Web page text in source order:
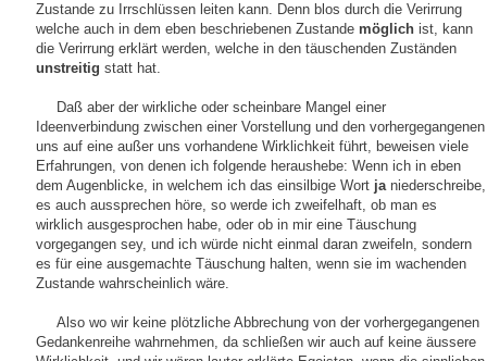
Zustande zu Irrschlüssen leiten kann. Denn blos durch die Verirrung
welche auch in dem eben beschriebenen Zustande möglich ist, kann
die Verirrung erklärt werden, welche in den täuschenden Zuständen
unstreitig statt hat.
Daß aber der wirkliche oder scheinbare Mangel einer
Ideenverbindung zwischen einer Vorstellung und den vorhergegangenen
uns auf eine außer uns vorhandene Wirklichkeit führt, beweisen viele
Erfahrungen, von denen ich folgende heraushebe: Wenn ich in eben
dem Augenblicke, in welchem ich das einsilbige Wort janiederschreibe,
es auch aussprechen höre, so werde ich zweifelhaft, ob man es
wirklich ausgesprochen habe, oder ob in mir eine Täuschung
vorgegangen sey, und ich würde nicht einmal daran zweifeln, sondern
es für eine ausgemachte Täuschung halten, wenn sie im wachenden
Zustande wahrscheinlich wäre.
Also wo wir keine plötzliche Abbrechung von der vorhergegangenen
Gedankenreihe wahrnehmen, da schließen wir auch auf keine äussere